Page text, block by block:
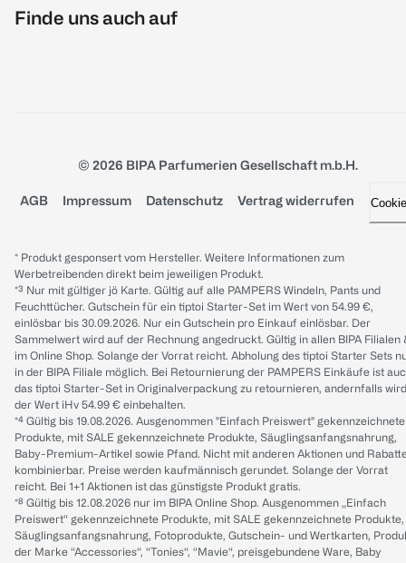
Finde uns auch auf
© 2026 BIPA Parfumerien Gesellschaft m.b.H.
AGB Impressum Datenschutz Vertrag widerrufen
* Produkt gesponsert vom Hersteller. Weitere Informationen zum
Werbetreibenden direkt beim jeweiligen Produkt.
*³ Nur mit gültiger jö Karte. Gültig auf alle PAMPERS Windeln, Pants und
Feuchttücher. Gutschein für ein tiptoi Starter-Set im Wert von 54.99 €,
einlösbar bis 30.09.2026. Nur ein Gutschein pro Einkauf einlösbar. Der
Sammelwert wird auf der Rechnung angedruckt. Gültig in allen BIPA Filialen
im Online Shop. Solange der Vorrat reicht. Abholung des tiptoi Starter Sets
in der BIPA Filiale möglich. Bei Retournierung der PAMPERS Einkäufe ist
das tiptoi Starter-Set in Originalverpackung zu retournieren, andernfalls wird
der Wert iHv 54.99 € einbehalten.
*⁴ Gültig bis 19.08.2026. Ausgenommen "Einfach Preiswert" gekennzeichnete
Produkte, mit SALE gekennzeichnete Produkte, Säuglingsanfangsnahrung,
Baby-Premium-Artikel sowie Pfand. Nicht mit anderen Aktionen und
kombinierbar. Preise werden kaufmännisch gerundet. Solange der Vorrat
reicht. Bei 1+1 Aktionen ist das günstigste Produkt gratis.
*⁸ Gültig bis 12.08.2026 nur im BIPA Online Shop. Ausgenommen „Einfach
Preiswert“ gekennzeichnete Produkte, mit SALE gekennzeichnete Produkte,
Säuglingsanfangsnahrung, Fotoprodukte, Gutschein- und Wertkarten,
der Marke “Accessories“, “Tonies“, “Mavie“, preisgebundene Ware, Baby